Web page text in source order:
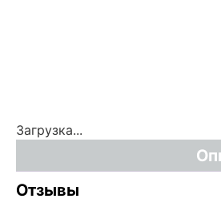
Загрузка...
Отзывы